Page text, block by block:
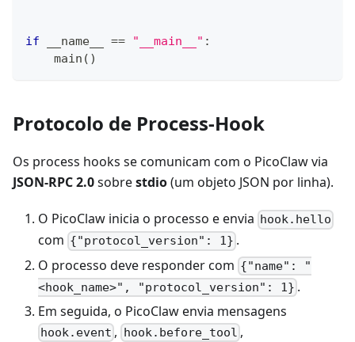
if __name__ == "__main__" :
    main
( )
Protocolo de Process-Hook
Os process hooks se comunicam com o PicoClaw via
JSON-RPC 2.0sobrestdio(um objeto JSON por linha).
O PicoClaw inicia o processo e envia hook.hello
com {"protocol_version": 1} .
O processo deve responder com {"name": "
<hook_name>", "protocol_version": 1} .
Em seguida, o PicoClaw envia mensagens
hook.event , hook.before_tool ,